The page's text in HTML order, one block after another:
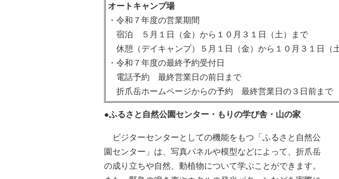
オートキャンプ場
・令和７年度の営業期間
宿泊 ５月１日（金）から１０月３１日（土）まで
休憩（デイキャンプ）５月１日（金）から１０月３１日（
・令和７年度の最終予約受付日
電話予約 最終営業日の前日まで
折爪岳ホームページからの予約 最終営業日の３日前まで
●ふるさと自然公園センター・もりの学び舎・山の家
ビジターセンターとしての機能をもつ「ふるさと自然公
園センター」は、写真パネルや模型などによって、折爪岳
の成り立ちや自然、動植物について学ぶことができます。